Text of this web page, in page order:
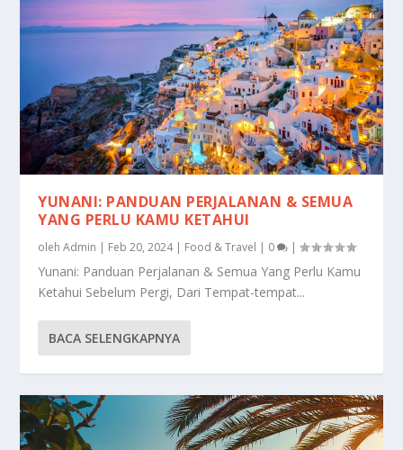
YUNANI: PANDUAN PERJALANAN & SEMUA
YANG PERLU KAMU KETAHUI
olehAdmin | Feb 20, 2024| Food & Travel | 0 |
Yunani: Panduan Perjalanan & Semua Yang Perlu Kamu
Ketahui Sebelum Pergi, Dari Tempat-tempat...
BACA SELENGKAPNYA